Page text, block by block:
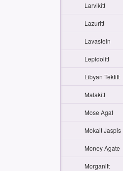
Larvikitt
Lazuritt
Lavastein
Lepidolitt
Libyan Tektitt
Malakitt
Mose Agat
Mokait Jaspis
Money Agate
Morganitt